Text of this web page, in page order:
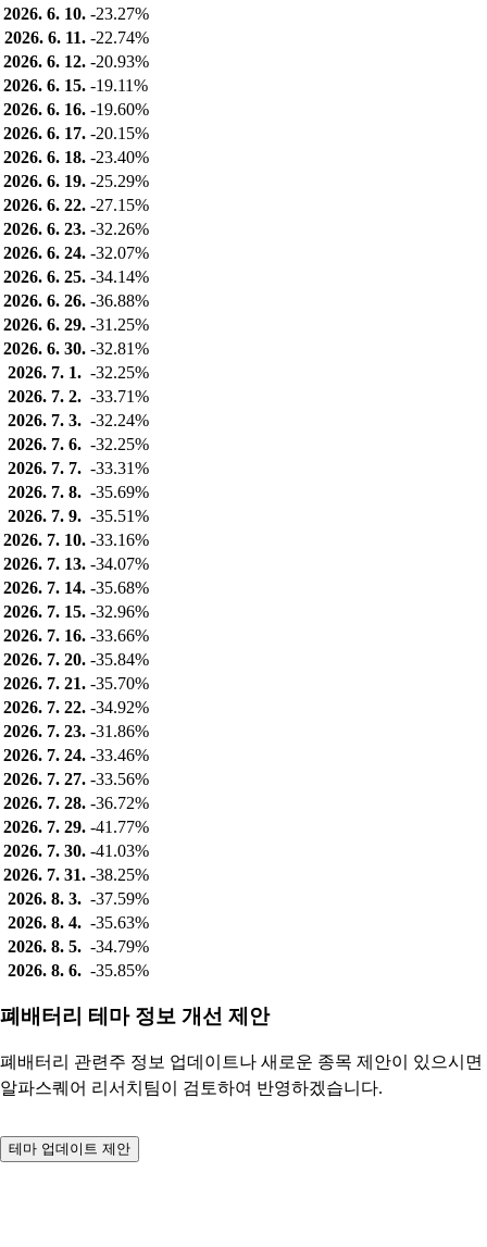
2026. 6. 10. -23.27%
2026. 6. 11. -22.74%
2026. 6. 12. -20.93%
2026. 6. 15. -19.11%
2026. 6. 16. -19.60%
2026. 6. 17. -20.15%
2026. 6. 18. -23.40%
2026. 6. 19. -25.29%
2026. 6. 22. -27.15%
2026. 6. 23. -32.26%
2026. 6. 24. -32.07%
2026. 6. 25. -34.14%
2026. 6. 26. -36.88%
2026. 6. 29. -31.25%
2026. 6. 30. -32.81%
2026. 7. 1. -32.25%
2026. 7. 2. -33.71%
2026. 7. 3. -32.24%
2026. 7. 6. -32.25%
2026. 7. 7. -33.31%
2026. 7. 8. -35.69%
2026. 7. 9. -35.51%
2026. 7. 10. -33.16%
2026. 7. 13. -34.07%
2026. 7. 14. -35.68%
2026. 7. 15. -32.96%
2026. 7. 16. -33.66%
2026. 7. 20. -35.84%
2026. 7. 21. -35.70%
2026. 7. 22. -34.92%
2026. 7. 23. -31.86%
2026. 7. 24. -33.46%
2026. 7. 27. -33.56%
2026. 7. 28. -36.72%
2026. 7. 29. -41.77%
2026. 7. 30. -41.03%
2026. 7. 31. -38.25%
2026. 8. 3. -37.59%
2026. 8. 4. -35.63%
2026. 8. 5. -34.79%
2026. 8. 6. -35.85%
폐배터리 테마 정보 개선 제안
폐배터리 관련주 정보 업데이트나 새로운 종목 제안이 있으시면
알파스퀘어 리서치팀이 검토하여 반영하겠습니다.
테마 업데이트 제안